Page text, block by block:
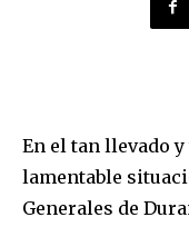
En el tan llevado
lamentable
Generales de